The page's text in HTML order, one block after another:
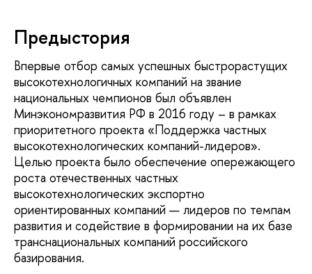
Предыстория
Впервые отбор самых успешных быстрорастущих
высокотехнологичных компаний на звание
национальных чемпионов был объявлен
Минэкономразвития РФ в 2016 году – в рамках
приоритетного проекта «Поддержка частных
высокотехнологических компаний-лидеров».
Целью проекта было обеспечение опережающего
роста отечественных частных
высокотехнологических экспортно
ориентированных компаний — лидеров по темпам
развития и содействие в формировании на их базе
транснациональных компаний российского
базирования.